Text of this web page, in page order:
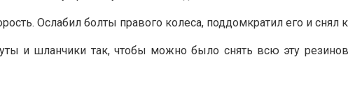
Ослабил болты правого колеса, поддомкратил его и снял
и шланчики так, чтобы можно было снять всю эту